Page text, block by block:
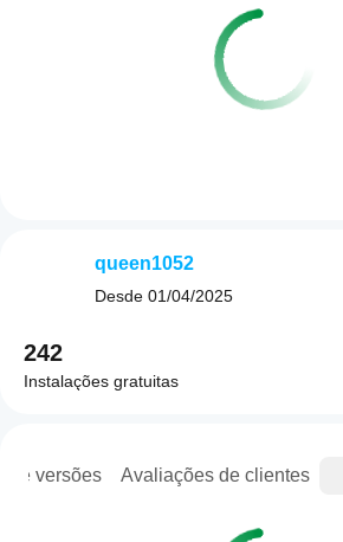
de versões Avaliações de clientes
queen1052
Desde 01/04/2025
242
Instalações gratuitas